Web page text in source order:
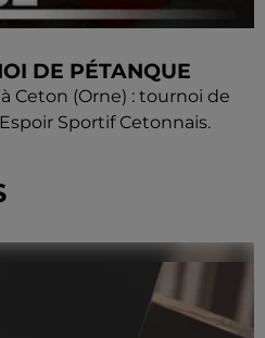
DE PÉTANQUE
Ceton (Orne) : tournoi de
Sportif Cetonnais.